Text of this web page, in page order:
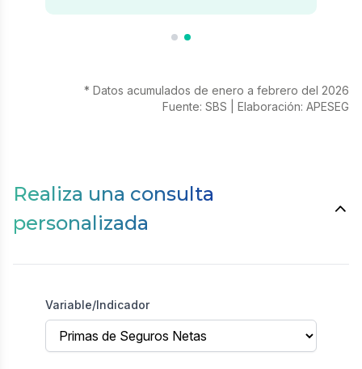
* Datos acumulados de enero a febrero del 2026
Fuente: SBS | Elaboración: APESEG
Realiza una consulta
personalizada
Variable/Indicador